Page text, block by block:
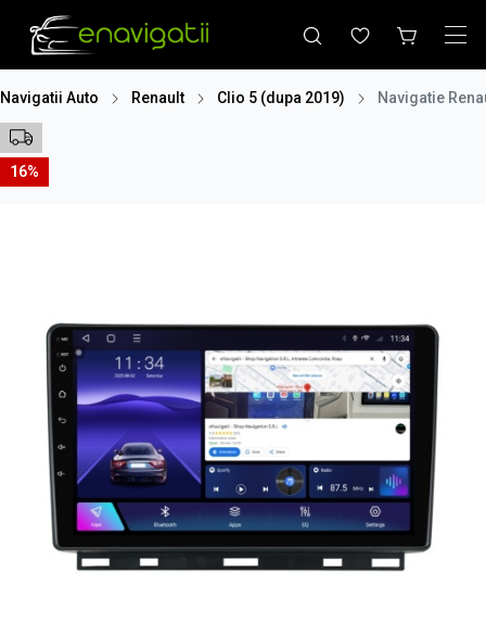
Navigatii Auto Renault Clio 5 (dupa 2019) Navigatie
16%